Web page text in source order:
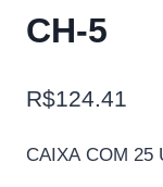
CH-5
R$124.41
CAIXA COM 25